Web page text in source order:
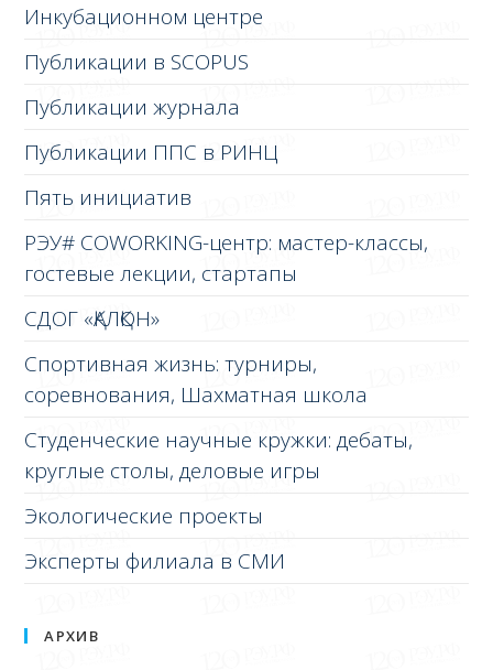
Инкубационном центре
Публикации в SCOPUS
Публикации журнала
Публикации ППС в РИНЦ
Пять инициатив
РЭУ# COWORKING-центр: мастер-классы,
гостевые лекции, стартапы
СДОГ «ҚАЛҚОН»
Спортивная жизнь: турниры,
соревнования, Шахматная школа
Студенческие научные кружки: дебаты,
круглые столы, деловые игры
Экологические проекты
Эксперты филиала в СМИ
АРХИВ